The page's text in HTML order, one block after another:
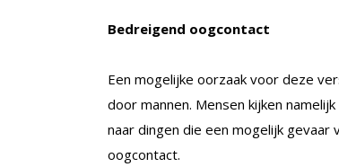
Bedreigend oogcontact
Een mogelijke oorzaak voor deze
door mannen. Mensen kijken
naar dingen die een mogelijk gevaar
oogcontact.